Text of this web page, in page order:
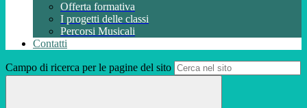
Offerta formativa
I progetti delle classi
Percorsi Musicali
Contatti
Campo di ricerca per le pagine del sito